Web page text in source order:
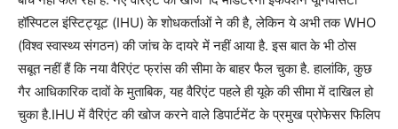
हॉस्पिटल इंस्टिट्यूट (IHU) के शोधकर्ताओं ने की है, लेकिन ये अभी तक WHO
(विश्व स्वास्थ्य संगठन) की जांच के दायरे में नहीं आया है. इस बात के भी ठोस
सबूत नहीं हैं कि नया वैरिएंट फ्रांस की सीमा के बाहर फैल चुका है. हालांकि, कुछ
गैर आधिकारिक दावों के मुताबिक, यह वैरिएंट पहले ही यूके की सीमा में दाखिल हो
चुका है.IHU में वैरिएंट की खोज करने वाले डिपार्टमेंट के प्रमुख प्रोफेसर फिलिप